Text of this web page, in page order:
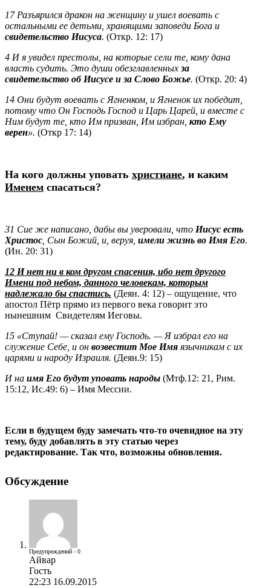
17 Разъярился дракон на женщину и ушел воевать с
остальными ее детьми, хранящими заповеди Бога и
свидетельство Иисуса. (Откр. 12: 17)
4 И я увидел престолы, на которые сели те, кому дана
власть судить. Это души обезглавленных за
свидетельство об Иисусе и за Слово Божье. (Откр. 20: 4)
14 Они будут воевать с Ягненком, и Ягненок их победит,
потому что Он Господь Господ и Царь Царей, и вместе с
Ним будут те, кто Им призван, Им избран, кто Ему
верен». (Откр 17: 14)
На кого должны уповать христиане, и каким
Именем спасаться?
31 Сие же написано, дабы вы уверовали, что Иисус есть
Христос , Сын Божий, и, веруя, имели жизнь во Имя Его.
(Ин. 20: 31)
12 И нет ни в ком другом спасения, ибо нет другого
Имени под небом, данного человекам, которым
надлежало бы спастись. (Деян. 4: 12) – ощущение, что
апостол Пётр прямо из первого века говорит это
нынешним Свидетелям Иеговы.
15 «Ступай! — сказал ему Господь. — Я избрал его на
служение Себе, и он возвестит Мое Имя язычникам с их
царями и народу Израиля. (Деян.9: 15)
И на имя Его будут уповать народы (Мтф.12: 21, Рим.
15:12, Ис.49: 6) – Имя Мессии.
Если в будущем буду замечать что-то очевидное на эту
тему, буду добавлять в эту статью через
редактирование. Так что, возможны обновления.
Обсуждение
Предупреждений - 0
Айвар
Гость
22:23 16.09.2015